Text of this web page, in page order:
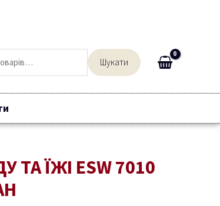
Шукати
ТА ЇЖІ ESW 7010